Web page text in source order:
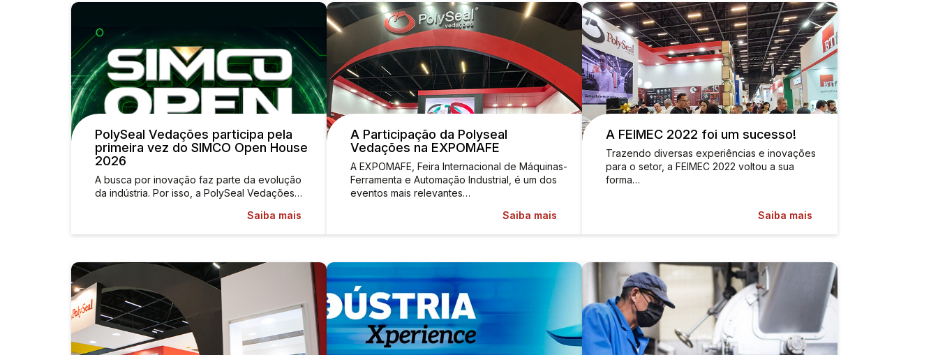
PolySeal Vedações participa pela
primeira vez do SIMCO Open House
2026
A busca por inovação faz parte da evolução
da indústria. Por isso, a PolySeal Vedações…
Saiba mais
A Participação da Polyseal
Vedações na EXPOMAFE
A EXPOMAFE, Feira Internacional de Máquinas-
Ferramenta e Automação Industrial, é um dos
eventos mais relevantes…
Saiba mais
A FEIMEC 2022 foi um sucesso!
Trazendo diversas experiências e inovações
para o setor, a FEIMEC 2022 voltou a sua
forma…
Saiba mais